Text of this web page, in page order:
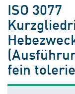
ISO 3077
fein